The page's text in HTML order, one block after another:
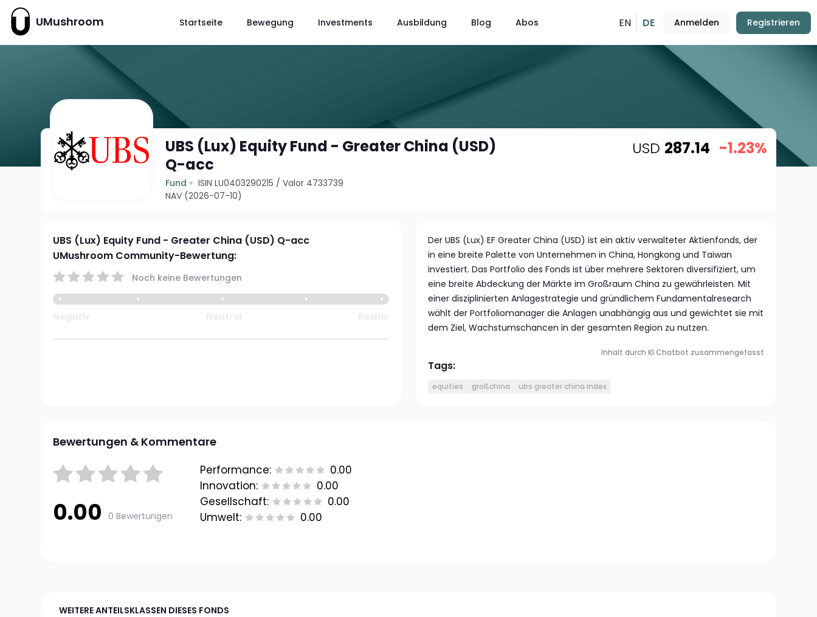
UMushroom Startseite Bewegung Investments Ausbildung Blog Abos EN DE Anmelden Registrieren
UBS (Lux) Equity Fund - Greater China (USD)
Q-acc
Fund ISIN LU0403290215 /Valor 4733739
NAV (2026-07-10)
USD 287.14 -1.23%
UBS (Lux) Equity Fund - Greater China (USD) Q-acc
UMushroom Community-Bewertung:
Noch keine Bewertungen
Der UBS (Lux) EF Greater China (USD) ist ein aktiv verwalteter Aktienfonds, der
in eine breite Palette von Unternehmen in China, Hongkong und Taiwan
investiert. Das Portfolio des Fonds ist über mehrere Sektoren diversifiziert, um
eine breite Abdeckung der Märkte im Großraum China zu gewährleisten. Mit
einer disziplinierten Anlagestrategie und gründlichem Fundamentalresearch
wählt der Portfoliomanager die Anlagen unabhängig aus und gewichtet sie mit
dem Ziel, Wachstumschancen in der gesamten Region zu nutzen.
Inhalt durch KI Chatbot zusammengefasst
Tags:
equities großchina ubs greater china index
Bewertungen & Kommentare
0.00 0 Bewertungen
Performance:
0.00
Innovation:
0.00
Gesellschaft:
0.00
Umwelt:
0.00
WEITERE ANTEILSKLASSEN DIESES FONDS